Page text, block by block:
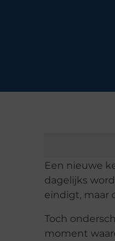
Een nieuwe
dagelijks
eindigt, maar
Toch
moment